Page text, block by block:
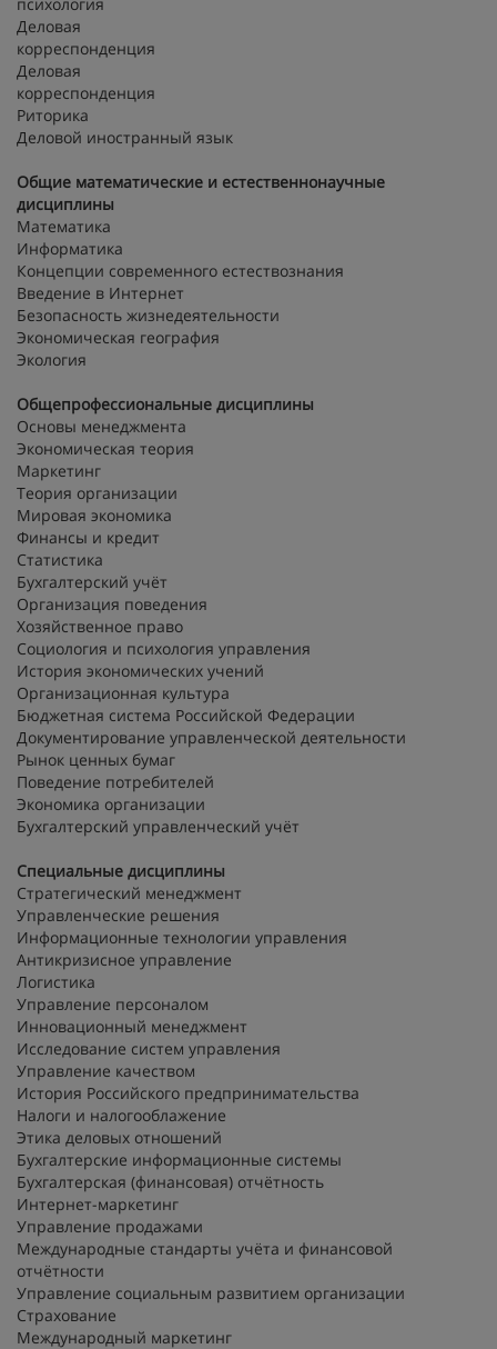
Деловая
корреспонденция
Деловая
Деловой иностранный язык
Общие математические и естественнонаучные
дисциплины
Математика
Информатика
Концепции современного естествознания
Введение в Интернет
Безопасность жизнедеятельности
Экономическая география
Экология
Общепрофессиональные дисциплины
Основы менеджмента
Экономическая теория
Маркетинг
Теория организации
Мировая экономика
Финансы и кредит
Статистика
Бухгалтерский учёт
Организация поведения
Хозяйственное право
Социология и психология управления
История экономических учений
Организационная культура
Бюджетная система Российской Федерации
Документирование управленческой деятельности
Рынок ценных бумаг
Поведение потребителей
Экономика организации
Бухгалтерский управленческий учёт
Специальные дисциплины
Стратегический менеджмент
Управленческие решения
Информационные технологии управления
Антикризисное управление
Логистика
Управление персоналом
Инновационный менеджмент
Исследование систем управления
Управление качеством
История Российского предпринимательства
Налоги и налогооблажение
Этика деловых отношений
Бухгалтерские информационные системы
Бухгалтерская (финансовая) отчётность
Интернет-маркетинг
Управление продажами
Международные стандарты учёта и финансовой
отчётности
Управление социальным развитием организации
Страхование
Международный маркетинг